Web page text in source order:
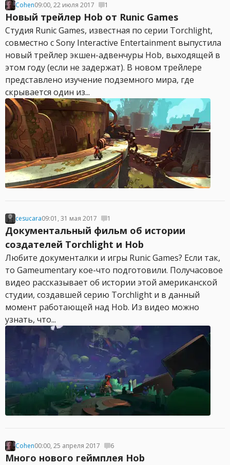
Cohen09:00, 22 июля 2017 1
Новый трейлер Hob от Runic Games
Студия Runic Games, известная по серии Torchlight,
совместно с Sony Interactive Entertainment выпустила
новый трейлер экшен-адвенчуры Hob, выходящей в
этом году (если не задержат). В новом трейлере
представлено изучение подземного мира, где
скрывается один из...
cesucara09:01, 31 мая 2017 1
Документальный фильм об истории
создателей Torchlight и Hob
Любите документалки и игры Runic Games? Если так,
то Gameumentary кое-что подготовили. Получасовое
видео рассказывает об истории этой американской
студии, создавшей серию Torchlight и в данный
момент работающей над Hob. Из видео можно
узнать, что...
Cohen00:00, 25 апреля 2017 6
Много нового геймплея Hob